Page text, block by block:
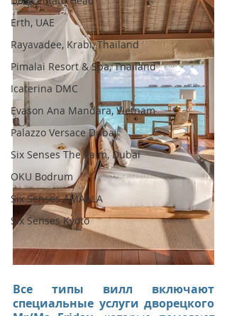
Erth, UAE
Rayavadee, Krabi, Thailand
Pimalai Resort & Spa, Thailand
Icaterina DMC
Evason Ana Mandara, Vietnam
Palazzo Versace Dubai
Six Senses The Palm, Dubai
OKU Bodrum
Six Senses AMAALA
Six Senses Kyoto
Все типы вилл включают
специальные услуги дворецкого